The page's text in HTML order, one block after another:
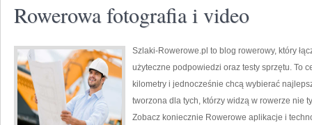
Rowerowa fotografia i video
Szlaki-Rowerowe.pl to blog rowerowy, który
użyteczne podpowiedzi oraz testy sprzętu. To
kilometry i jednocześnie chcą wybierać
tworzona dla tych, którzy widzą w rowerze nie
Zobacz koniecznie Rowerowe aplikacje i